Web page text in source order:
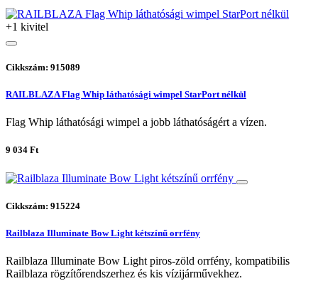
+1 kivitel
Cikkszám: 915089
RAILBLAZA Flag Whip láthatósági wimpel StarPort nélkül
Flag Whip láthatósági wimpel a jobb láthatóságért a vízen.
9 034 Ft
Cikkszám: 915224
Railblaza Illuminate Bow Light kétszínű orrfény
Railblaza Illuminate Bow Light piros-zöld orrfény, kompatibilis
Railblaza rögzítőrendszerhez és kis vízijárművekhez.